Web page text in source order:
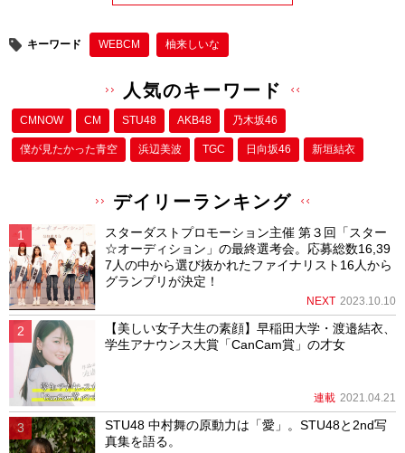
キーワード WEBCM 柚来しいな
人気のキーワード
CMNOW CM STU48 AKB48 乃木坂46
僕が⾒たかった⻘空 浜辺美波 TGC 日向坂46 新垣結衣
デイリーランキング
スターダストプロモーション主催 第３回「スター
☆オーディション」の最終選考会。応募総数16,39
7人の中から選び抜かれたファイナリスト16人から
グランプリが決定！
NEXT 2023.10.10
【美しい女子大生の素顔】早稲田大学・渡邉結衣、
学生アナウンス大賞「CanCam賞」の才女
連載 2021.04.21
STU48 中村舞の原動力は「愛」。STU48と2nd写
真集を語る。